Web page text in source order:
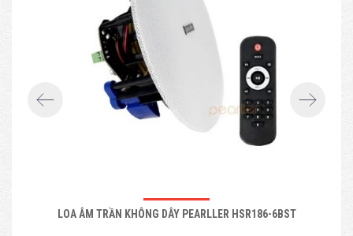
LOA ÂM TRẦN KHÔNG DÂY PEARLLER HSR186-6BST